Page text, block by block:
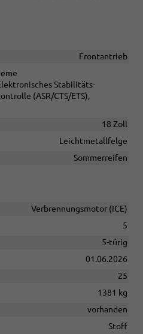
Frontantrieb
Stabilitäts-
(ASR/CTS/ETS),
18 Zoll
Leichtmetallfelge
Sommerreifen
Verbrennungsmotor (ICE)
5
5-türig
01.06.2026
25
1381 kg
vorhanden
Stoff